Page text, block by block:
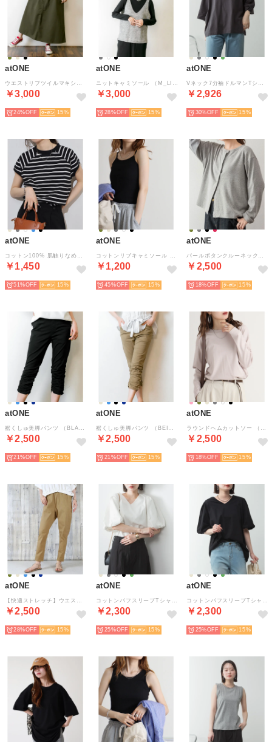
atONE
￥3,000
24% 15
atONE
￥3,000
28% 15
atONE
￥2,926
30% 15
atONE
￥1,450
51% 15
atONE
￥1,200
45% 15
atONE
￥2,500
18% 15
atONE
￥2,500
21% 15
atONE
￥2,500
21% 15
atONE
￥2,500
18% 15
atONE
￥2,500
28% 15
atONE
￥2,300
25% 15
atONE
￥2,300
25% 15